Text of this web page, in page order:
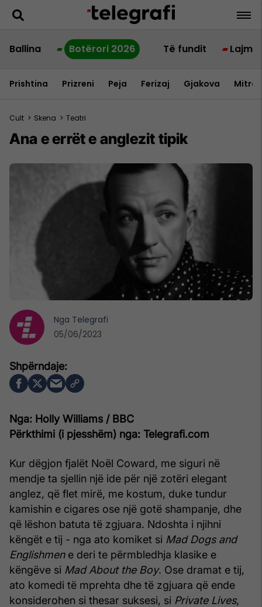
Ballina Botërori 2026 Të fundit Lajme
Prishtina Prizreni Peja Ferizaj Gjakova
Cult > Skena > Teatri
Ana e errët e anglezit tipik
Nga: Holly Williams / BBC
Përkthimi (i pjesshëm) nga: Telegrafi.com
Kur dëgjon fjalët Noël Coward, me siguri në
mendje ta sjellin një ide për një zotëri elegant
anglez, që flet mirë, me kostum, duke tundur
kamishin e cigares ose një gotë shampanje, dhe
që lëshon batuta të zgjuara. Ndoshta i njihni
këngët e tij - nga ato komiket si Mad Dogs and
Englishmene deri te përmbledhja klasike e
këngëve si Mad About the Boy. Ose dramat e tij,
ato komedi të mprehta dhe të zgjuara që ende
konsiderohen si thesar suksesi, si Private Lives,
Nga Telegrafi
05/06/2023